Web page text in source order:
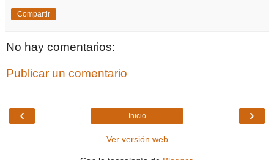
Compartir
No hay comentarios:
Publicar un comentario
‹ ›
Inicio
Ver versión web